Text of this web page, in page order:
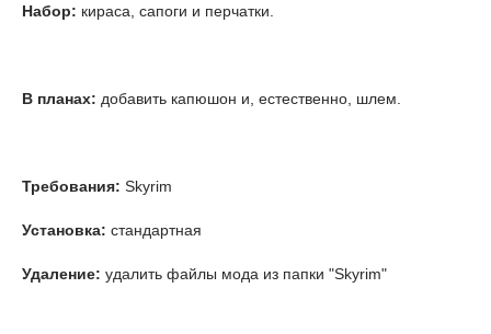
Набор: кираса, сапоги и перчатки.
В планах: добавить капюшон и, естественно, шлем.
Требования: Skyrim
Установка: стандартная
Удаление: удалить файлы мода из папки "Skyrim"